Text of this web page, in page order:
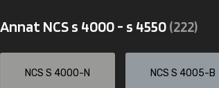
Annat NCS s 4000 - s 4550(222)
NCS S 4000-N NCS S 4005-B